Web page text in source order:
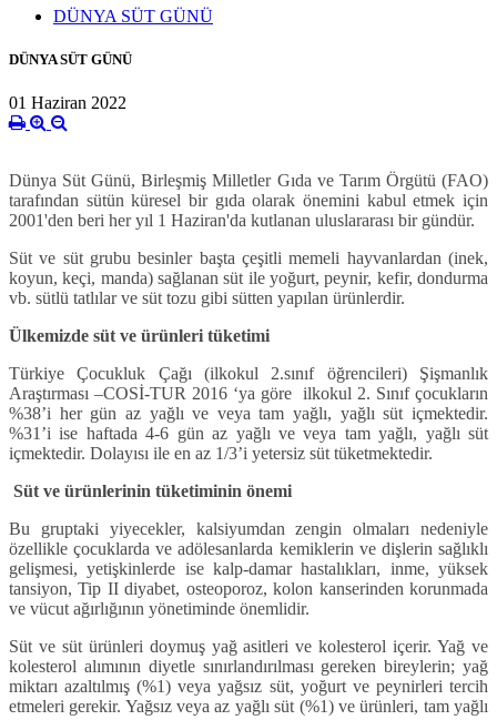
DÜNYA SÜT GÜNÜ
DÜNYA SÜT GÜNÜ
01 Haziran 2022
Dünya Süt Günü, Birleşmiş Milletler Gıda ve Tarım Örgütü (FAO)
tarafından sütün küresel bir gıda olarak önemini kabul etmek için
2001'den beri her yıl 1 Haziran'da kutlanan uluslararası bir gündür.
Süt ve süt grubu besinler başta çeşitli memeli hayvanlardan (inek,
koyun, keçi, manda) sağlanan süt ile yoğurt, peynir, kefir, dondurma
vb. sütlü tatlılar ve süt tozu gibi sütten yapılan ürünlerdir.
Ülkemizde süt ve ürünleri tüketimi
Türkiye Çocukluk Çağı (ilkokul 2.sınıf öğrencileri) Şişmanlık
Araştırması –COSİ-TUR 2016 ‘ya göre ilkokul 2. Sınıf çocukların
%38’i her gün az yağlı ve veya tam yağlı, yağlı süt içmektedir.
%31’i ise haftada 4-6 gün az yağlı ve veya tam yağlı, yağlı süt
içmektedir. Dolayısı ile en az 1/3’i yetersiz süt tüketmektedir.
Süt ve ürünlerinin tüketiminin önemi
Bu gruptaki yiyecekler, kalsiyumdan zengin olmaları nedeniyle
özellikle çocuklarda ve adölesanlarda kemiklerin ve dişlerin sağlıklı
gelişmesi, yetişkinlerde ise kalp-damar hastalıkları, inme, yüksek
tansiyon, Tip II diyabet, osteoporoz, kolon kanserinden korunmada
ve vücut ağırlığının yönetiminde önemlidir.
Süt ve süt ürünleri doymuş yağ asitleri ve kolesterol içerir. Yağ ve
kolesterol alımının diyetle sınırlandırılması gereken bireylerin; yağ
miktarı azaltılmış (%1) veya yağsız süt, yoğurt ve peynirleri tercih
etmeleri gerekir. Yağsız veya az yağlı süt (%1) ve ürünleri, tam yağlı